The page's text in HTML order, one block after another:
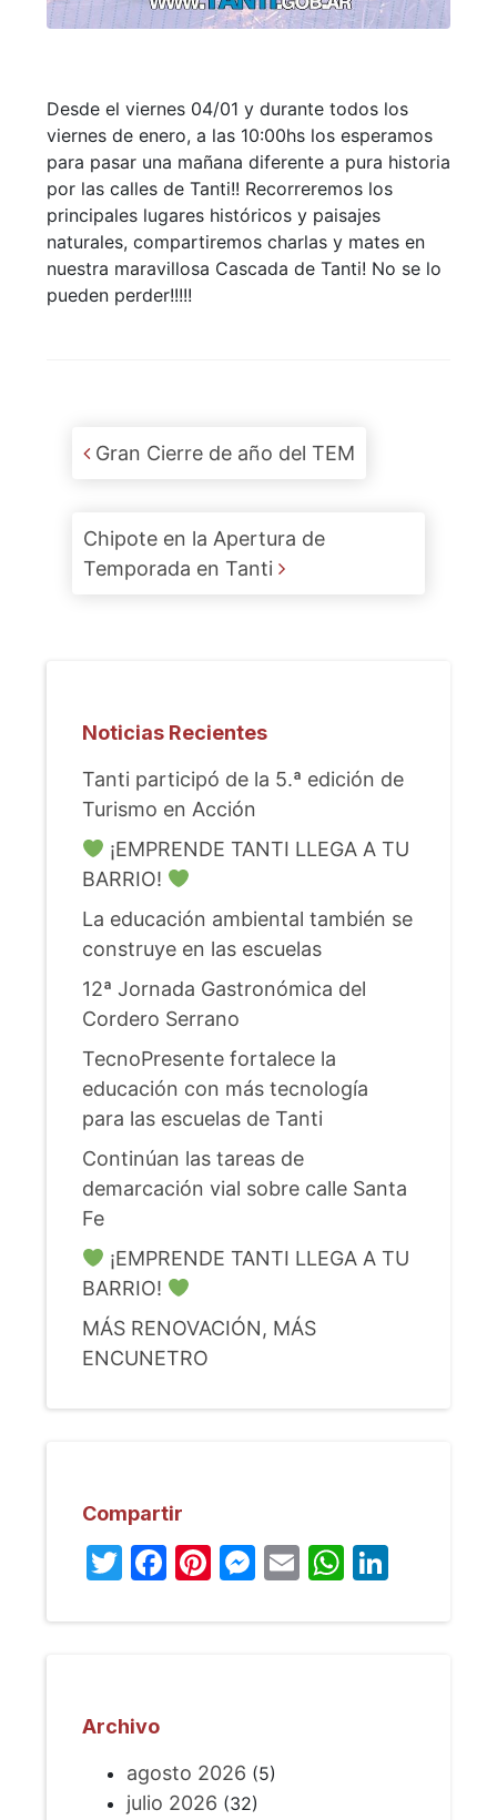
Desde el viernes 04/01 y durante todos los
viernes de enero, a las 10:00hs los esperamos
para pasar una mañana diferente a pura historia
por las calles de Tanti!! Recorreremos los
principales lugares históricos y paisajes
naturales, compartiremos charlas y mates en
nuestra maravillosa Cascada de Tanti! No se lo
pueden perder!!!!!
Post navigation
Gran Cierre de año del TEM
Chipote en la Apertura de
Temporada en Tanti
Noticias Recientes
Tanti participó de la 5.ª edición de
Turismo en Acción
¡EMPRENDE TANTI LLEGA A TU
BARRIO!
La educación ambiental también se
construye en las escuelas
12ª Jornada Gastronómica del
Cordero Serrano
TecnoPresente fortalece la
educación con más tecnología
para las escuelas de Tanti
Continúan las tareas de
demarcación vial sobre calle Santa
Fe
¡EMPRENDE TANTI LLEGA A TU
BARRIO!
MÁS RENOVACIÓN, MÁS
ENCUNETRO
Compartir
Twitter
Facebook
Pinterest
Messenger
Email
Archivo
agosto 2026 (5)
julio 2026 (32)